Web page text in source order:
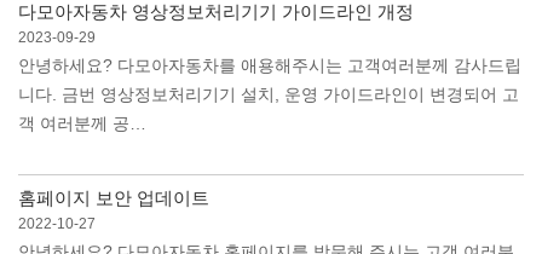
다모아자동차 영상정보처리기기 가이드라인 개정
2023-09-29
안녕하세요? 다모아자동차를 애용해주시는 고객여러분께 감사드립
니다. 금번 영상정보처리기기 설치, 운영 가이드라인이 변경되어 고
객 여러분께 공…
홈페이지 보안 업데이트
2022-10-27